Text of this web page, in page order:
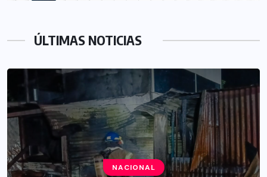
ÚLTIMAS NOTICIAS
NACIONAL